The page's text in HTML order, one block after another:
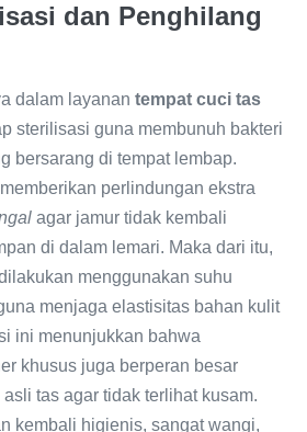
dan Penghilang
dalam layanan tempat cuci tas
sterilisasi guna membunuh bakteri
bersarang di tempat lembap.
perlindungan ekstra
agar jamur tidak kembali
di dalam lemari. Maka dari itu,
menggunakan suhu
menjaga elastisitas bahan kulit
ini menunjukkan bahwa
khusus juga berperan besar
tas agar tidak terlihat kusam.
kembali higienis, sangat wangi,